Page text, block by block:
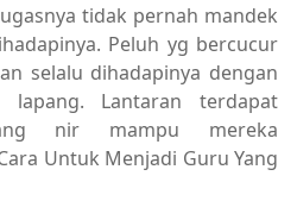
tidak pernah mandek
Peluh yg bercucur
selalu dihadapinya dengan
Lantaran terdapat
nir mampu mereka
Untuk Menjadi Guru Yang